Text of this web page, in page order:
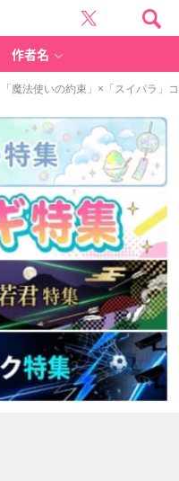
作者名
魔法使いの約束」×「スイパラ」